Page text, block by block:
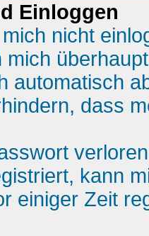
Einloggen
nicht
mich
automatisch
dass
kann
einiger Zeit